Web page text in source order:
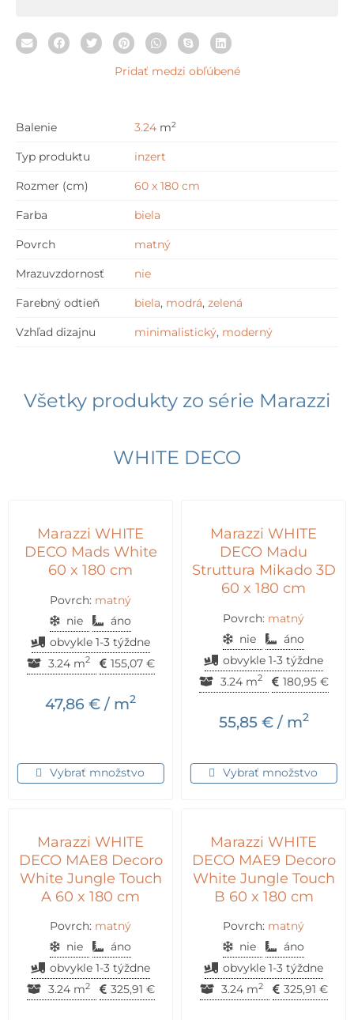
cm
Pridať medzi obľúbené
Balenie 3.24 m2
Typ produktu inzert
Rozmer (cm) 60 x 180 cm
Farba biela
Povrch matný
Mrazuvzdornosť nie
Farebný odtieň biela, modrá, zelená
Vzhľad dizajnu minimalistický, moderný
Všetky produkty zo série Marazzi
WHITE DECO
Marazzi WHITE
DECO Mads White
60 x 180 cm
Povrch: matný
nie
áno
obvykle 1-3 týždne
3.24 m2 155,07 €
47,86 € / m2
Vybrať množstvo
Marazzi WHITE
DECO Madu
Struttura Mikado 3D
60 x 180 cm
Povrch: matný
nie
áno
obvykle 1-3 týždne
3.24 m2 180,95 €
55,85 €/ m2
Vybrať množstvo
Marazzi WHITE
DECO MAE8 Decoro
White Jungle Touch
A 60 x 180 cm
Povrch: matný
nie
áno
obvykle 1-3 týždne
3.24 m2 325,91 €
Marazzi WHITE
DECO MAE9 Decoro
White Jungle Touch
B 60 x 180 cm
Povrch: matný
nie
áno
obvykle 1-3 týždne
3.24 m2 325,91 €